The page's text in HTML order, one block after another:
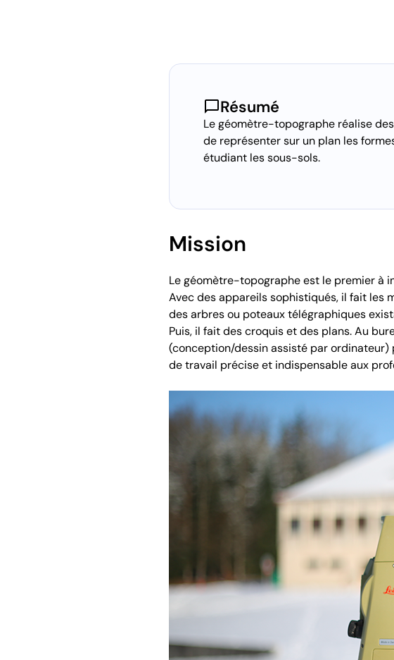
chat_bubbleRésumé
Le géomètre-topographe réalise
de représenter sur un plan les
étudiant les sous-sols.
Mission
Le géomètre-topographe est le premier à
Avec des appareils sophistiqués, il fait les
des arbres ou poteaux télégraphiques
Puis, il fait des croquis et des plans. Au
(conception/dessin assisté par ordinateur)
de travail précise et indispensable aux